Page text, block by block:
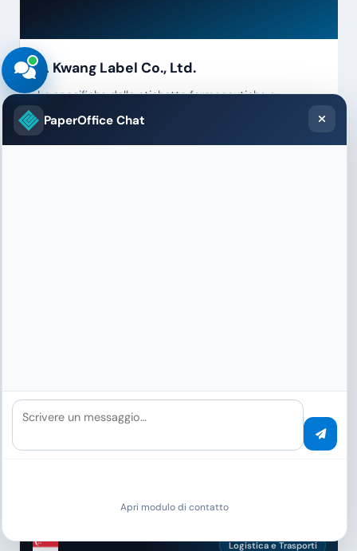
IL Kwang Label Co., Ltd.
Le specifiche delle etichette farmaceutiche e
cosmetiche con requisiti normativi vengono
verificate e approvate automaticamente. Niente più
liste di controllo manuali.
Endowus Pte. Ltd.
I documenti KYC, i rapporti di investimento e i
Logistica e Trasporti
PaperOffice Chat
Scrivere un messaggio…
Apri modulo di contatto